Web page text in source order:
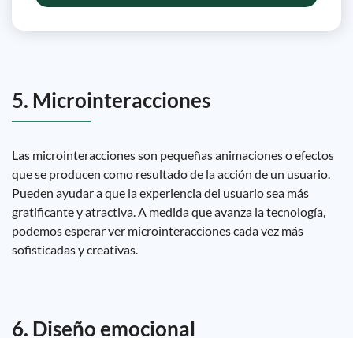
5. Microinteracciones
Las microinteracciones son pequeñas animaciones o efectos
que se producen como resultado de la acción de un usuario.
Pueden ayudar a que la experiencia del usuario sea más
gratificante y atractiva. A medida que avanza la tecnología,
podemos esperar ver microinteracciones cada vez más
sofisticadas y creativas.
6. Diseño emocional